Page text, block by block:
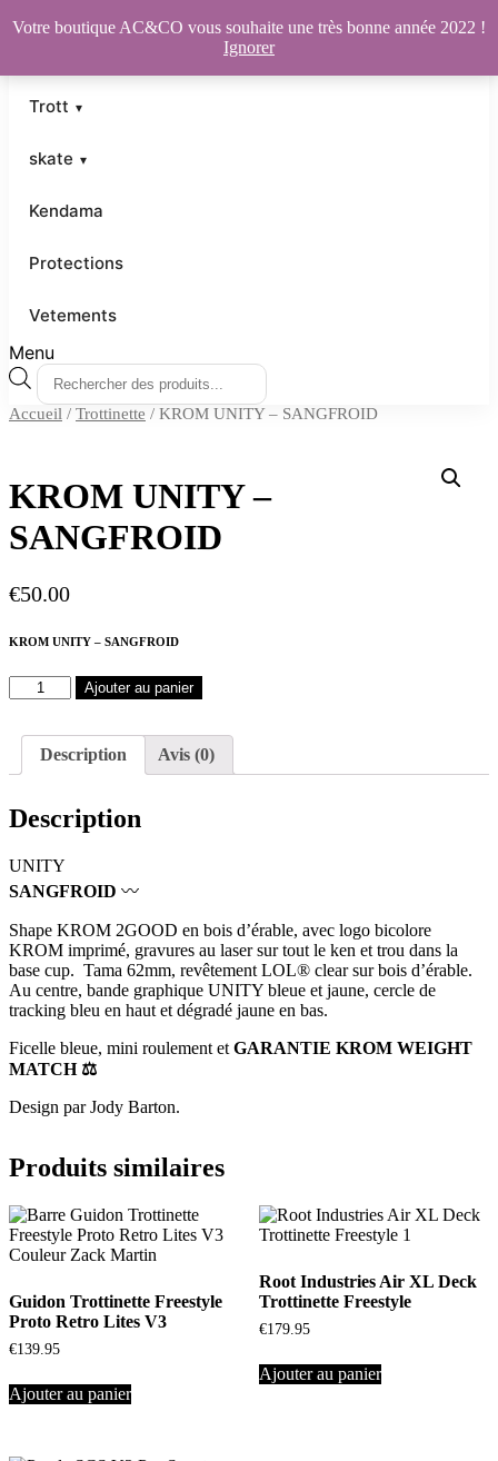
Trott
skate
Kendama
Protections
Vetements
Menu
Recherche
de
produits
Accueil / Trottinette / KROM UNITY – SANGFROID
KROM UNITY –
SANGFROID
€50.00
KROM UNITY – SANGFROID
quantité
de
UNITY
Ajouter au panier
Description Avis (0)
Description
UNITY
SANGFROID 〰️
Shape KROM 2GOOD en bois d’érable, avec logo bicolore
KROM imprimé, gravures au laser sur tout le ken et trou dans la
base cup. Tama 62mm, revêtement LOL® clear sur bois d’érable.
Au centre, bande graphique UNITY bleue et jaune, cercle de
tracking bleu en haut et dégradé jaune en bas.
Ficelle bleue, mini roulement et GARANTIE KROM WEIGHT
MATCH⚖
Design par Jody Barton.
Produits similaires
Guidon Trottinette Freestyle
Proto Retro Lites V3
€139.95
Ajouter au panier
Root Industries Air XL Deck
Trottinette Freestyle
€179.95
Ajouter au panier
Votre boutique AC&CO vous souhaite une très bonne année 2022 !
Ignorer